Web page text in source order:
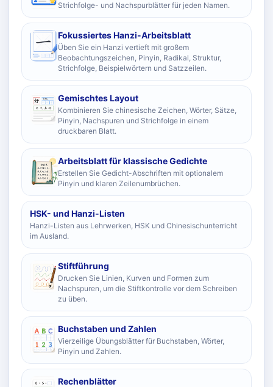
Strichfolge- und Nachspurblätter für jeden Namen.
Fokussiertes Hanzi-Arbeitsblatt
Üben Sie ein Hanzi vertieft mit großem
Beobachtungszeichen, Pinyin, Radikal, Struktur,
Strichfolge, Beispielwörtern und Satzzeilen.
Gemischtes Layout
Kombinieren Sie chinesische Zeichen, Wörter, Sätze,
Pinyin, Nachspuren und Strichfolge in einem
druckbaren Blatt.
Arbeitsblatt für klassische Gedichte
Erstellen Sie Gedicht-Abschriften mit optionalem
Pinyin und klaren Zeilenumbrüchen.
HSK- und Hanzi-Listen
Hanzi-Listen aus Lehrwerken, HSK und Chinesischunterricht
im Ausland.
Stiftführung
Drucken Sie Linien, Kurven und Formen zum
Nachspuren, um die Stiftkontrolle vor dem Schreiben
zu üben.
Buchstaben und Zahlen
Vierzeilige Übungsblätter für Buchstaben, Wörter,
Pinyin und Zahlen.
Rechenblätter